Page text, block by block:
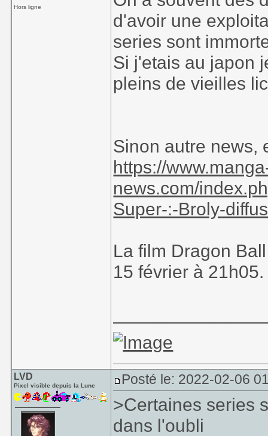
Hors ligne
d'avoir une
series sont
Si j'etais au japon
pleins de vieilles
Sinon autre news,
https://
news.com/
Super-:-Broly-
La film Dragon
15 février à 21h05.
LVD
Pixel visible depuis la Lune Posté le: 2022-02-06
>Certaines series
dans l'oubli